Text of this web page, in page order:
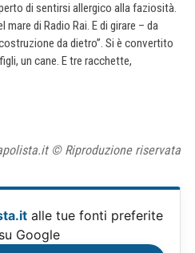
di sentirsi allergico alla faziosità.
di Radio Rai. E di girare – da
da dietro”. Si è convertito
un cane. E tre racchette,
© Riproduzione riservata
alle tue fonti preferite
su Google